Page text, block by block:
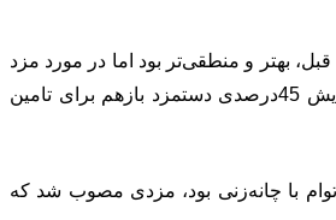
بهتر و منطقی‌تر بود اما در مورد مزد
حاصله، نمی‌توان رضایت کامل داشت؛ ما وقتی از نتیجه کار رضایت کامل داریم که حداقل دستمزد به اندازه سبد معیشت مصوب شده باشد. قبول داریم که افزایش 45درصدی دستمزد بازهم برای تامین
با چانه‌زنی بود، مزدی مصوب شد که